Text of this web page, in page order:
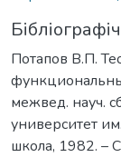
Потапов В.П.
межвед. науч.
университет
школа, 1982. –